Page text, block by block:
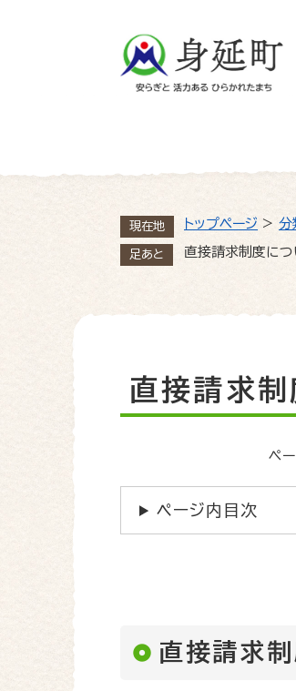
現在地 トップページ > 分
足あと 直接請求制度につ
本
文
直接請求
ペ
ページ内目次
直接請求